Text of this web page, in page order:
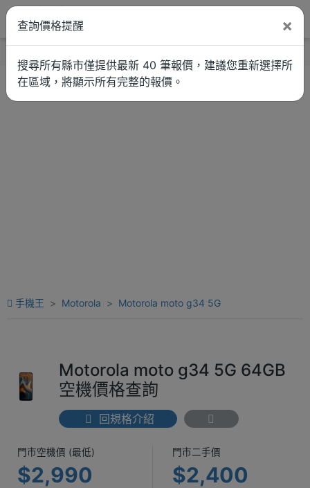
手機王 Motorola Motorola moto g34 5G
Motorola moto g34 5G 64GB
空機價格查詢
回規格介紹
門市空機價 (最低) $2,990
門市空機價 (最低)
$2,990
門市二手價
門市二手價
$2,400
查詢價格提醒 ×
搜尋所有縣市僅提供最新 40 筆報價，建議您重新選擇所
在區域，將顯示所有完整的報價。